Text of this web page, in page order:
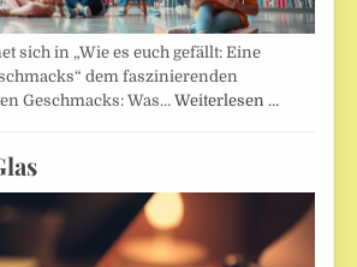
sich in „Wie es euch gefällt: Eine
dem faszinierenden
Geschmacks: Was…Weiterlesen …